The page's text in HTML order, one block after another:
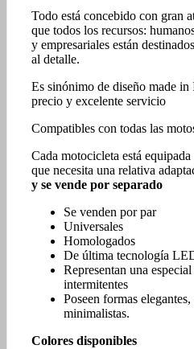
Todo está concebido con gran
que todos los recursos:
y empresariales están
al detalle.
Es sinónimo de diseño made
precio y excelente servicio
Compatibles con todas las
Cada motocicleta está
que necesita una relativa
y se vende por separado
Se venden por par
Universales
Homologados
De última tecnología
Representan una
intermitentes
Poseen formas
minimalistas.
Colores disponibles